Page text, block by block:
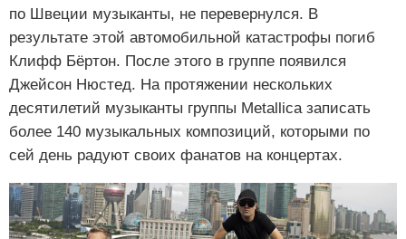
по Швеции музыканты, не перевернулся. В
результате этой автомобильной катастрофы погиб
Клифф Бёртон. После этого в группе появился
Джейсон Нюстед. На протяжении нескольких
десятилетий музыканты группы Metallica записать
более 140 музыкальных композиций, которыми по
сей день радуют своих фанатов на концертах.